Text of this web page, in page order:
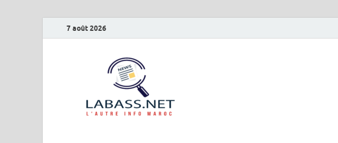
7 août 2026